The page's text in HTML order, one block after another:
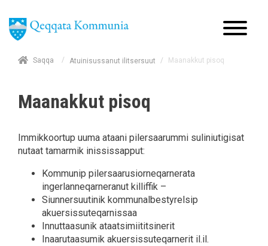
Saqqa / Atuinisussanut ilitsersuut / Maanakkut pisoq
Maanakkut pisoq
Immikkoortup uuma ataani pilersaarummi suliniutigisat
nutaat tamarmik inississapput:
Kommunip pilersaarusiorneqarnerata
ingerlanneqarneranut killiffik –
Siunnersuutinik kommunalbestyrelsip
akuersissuteqarnissaa
Innuttaasunik ataatsimiititsinerit
Inaarutaasumik akuersissuteqarnerit il.il.